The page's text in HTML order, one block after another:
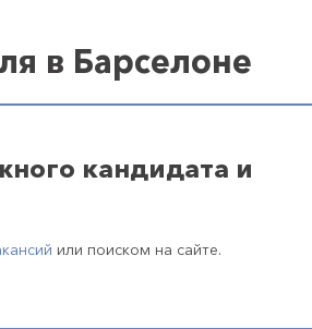
в Барселоне
кандидата и
или поиском на сайте.